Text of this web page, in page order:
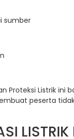
sumber
Proteksi Listrik ini
peserta
LISTRIK